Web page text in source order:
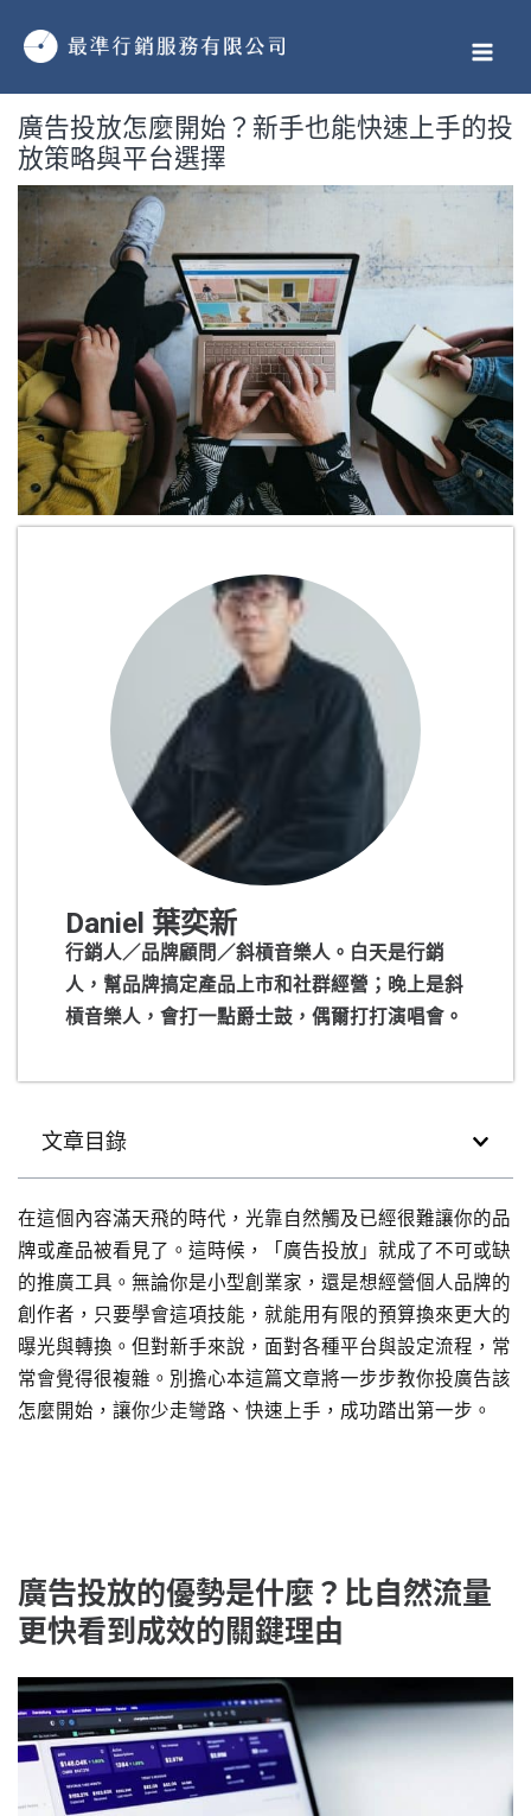
廣告投放怎麼開始？新手也能快速上手的投
放策略與平台選擇
Daniel 葉奕新
行銷人／品牌顧問／斜槓音樂人。白天是行銷
人，幫品牌搞定產品上市和社群經營；晚上是斜
槓音樂人，會打一點爵士鼓，偶爾打打演唱會。
文章目錄
在這個內容滿天飛的時代，光靠自然觸及已經很難讓你的品
牌或產品被看見了。這時候，「廣告投放」就成了不可或缺
的推廣工具。無論你是小型創業家，還是想經營個人品牌的
創作者，只要學會這項技能，就能用有限的預算換來更大的
曝光與轉換。但對新手來說，面對各種平台與設定流程，常
常會覺得很複雜。別擔心本這篇文章將一步步教你投廣告該
怎麼開始，讓你少走彎路、快速上手，成功踏出第一步。
廣告投放的優勢是什麼？比自然流量
更快看到成效的關鍵理由